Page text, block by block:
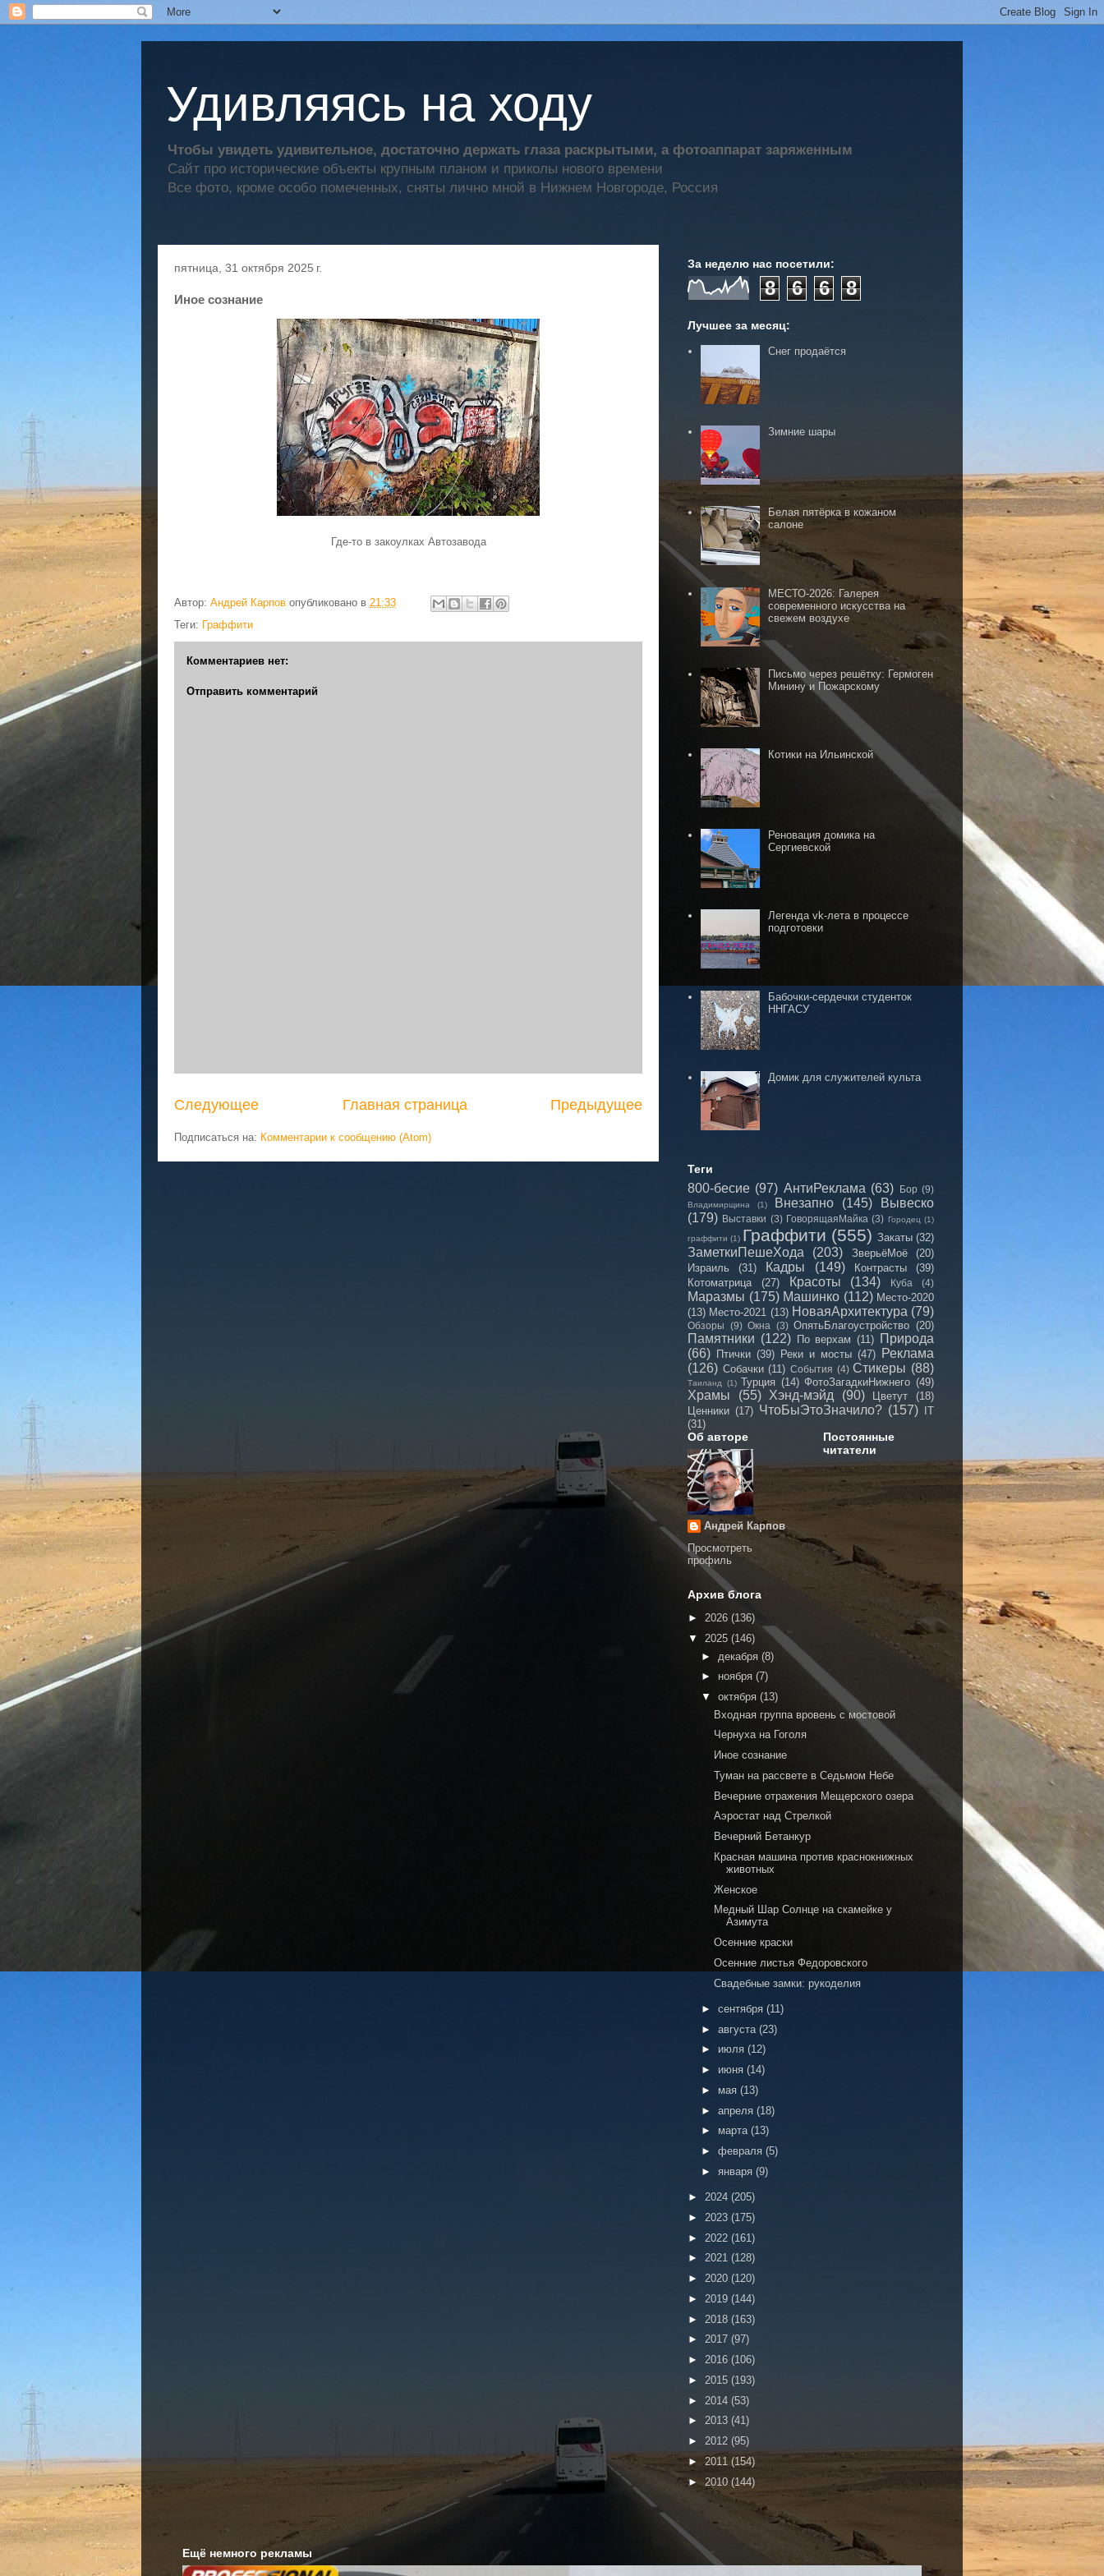
Удивляясь на ходу
Чтобы увидеть удивительное, достаточно держать глаза раскрытыми, а фотоаппарат заряженным
Сайт про исторические объекты крупным планом и приколы нового времени
Все фото, кроме особо помеченных, сняты лично мной в Нижнем Новгороде, Россия
пятница, 31 октября 2025 г.
Иное сознание
Где-то в закоулках Автозавода
Автор: Андрей Карпов опубликовано в 21:33
Теги: Граффити
Комментариев нет:
Отправить комментарий
Следующее Предыдущее
Главная страница
Подписаться на: Комментарии к сообщению (Atom)
За неделю нас посетили:
8 6 6 8
Лучшее за месяц:
Снег продаётся
Зимние шары
Белая пятёрка в кожаном
салоне
МЕСТО-2026: Галерея
современного искусства на
свежем воздухе
Письмо через решётку: Гермоген
Минину и Пожарскому
Котики на Ильинской
Реновация домика на
Сергиевской
Легенда vk-лета в процессе
подготовки
Бабочки-сердечки студенток
ННГАСУ
Домик для служителей культа
Теги
800-бесие (97) АнтиРеклама (63) Бор (9)
Владимирщина (1) Внезапно (145)
Вывеско
(179) Выставки (3) ГоворящаяМайка (3) Городец (1)
граффити (1) Граффити (555) Закаты (32)
ЗаметкиПешеХода (203) ЗверьёМоё
(20)
Израиль
(31) Кадры (149) Контрасты
(39)
Котоматрица
(27) Красоты (134) Куба (4)
Маразмы (175) Машинко (112) Место-2020
(13) Место-2021 (13) НоваяАрхитектура (79)
Обзоры (9) Окна (3) ОпятьБлагоустройство (20)
Памятники (122) По верхам (11) Природа
(66) Птички (39) Реки и мосты (47) Реклама
(126) Собачки (11) События (4) Стикеры (88)
Таиланд (1) Турция (14) ФотоЗагадкиНижнего (49)
Храмы (55) Хэнд-мэйд (90) Цветут
(18)
Ценники (17) ЧтоБыЭтоЗначило? (157)
IT
(31)
Об авторе
Андрей Карпов
Просмотреть
профиль
Постоянные
читатели
Архив блога
► 2026 (136)
▼ 2025 (146)
► декабря (8)
► ноября (7)
▼ октября (13)
Входная группа вровень с мостовой
Чернуха на Гоголя
Иное сознание
Туман на рассвете в Седьмом Небе
Вечерние отражения Мещерского озера
Аэростат над Стрелкой
Вечерний Бетанкур
Красная машина против краснокнижных
животных
Женское
Медный Шар Солнце на скамейке у
Азимута
Осенние краски
Осенние листья Федоровского
Свадебные замки: рукоделия
► сентября (11)
► августа (23)
► июля (12)
► июня (14)
► мая (13)
► апреля (18)
► марта (13)
► февраля (5)
► января (9)
► 2024 (205)
► 2023 (175)
► 2022 (161)
► 2021 (128)
► 2020 (120)
► 2019 (144)
► 2018 (163)
► 2017 (97)
► 2016 (106)
► 2015 (193)
► 2014 (53)
► 2013 (41)
► 2012 (95)
► 2011 (154)
► 2010 (144)
Ещё немного рекламы